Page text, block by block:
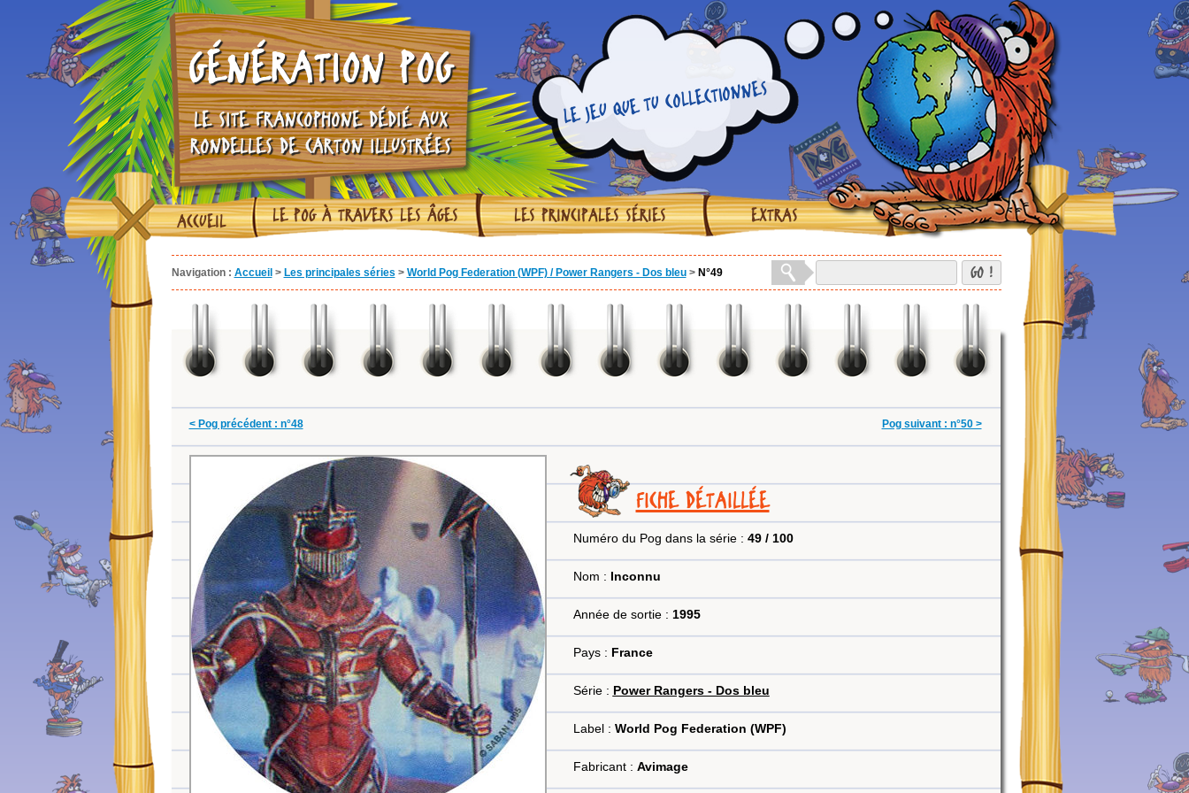
GÉNÉRATION POG
LE SITE FRANCOPHONE DÉDIÉ AUX
RONDELLES DE CARTON ILLUSTRÉES
LE JEU QUE TU COLLECTIONNES
ACCUEIL LE POG À TRAVERS LES ÂGES LES PRINCIPALES SÉRIES EXTRAS
Navigation : Accueil > Les principales séries > World Pog Federation (WPF) / Power Rangers - Dos bleu > N°49 GO !
< Pog précédent : n°48 Pog suivant : n°50 >
FICHE DÉTAILLÉE
Numéro du Pog dans la série : 49 / 100
Nom : Inconnu
Année de sortie : 1995
Pays : France
Série : Power Rangers - Dos bleu
Label : World Pog Federation (WPF)
Fabricant : Avimage